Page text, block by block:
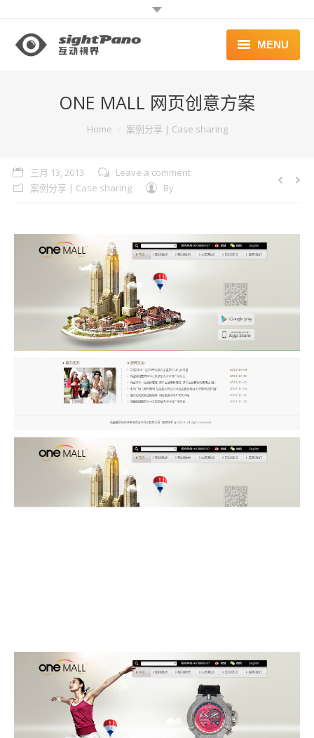
MENU
案例 | WORKS
ONE MALL 网页创意方案
Home 案例分享 | Case sharing
三月 13, 2013
Leave a comment
案例分享 | Case sharing
By